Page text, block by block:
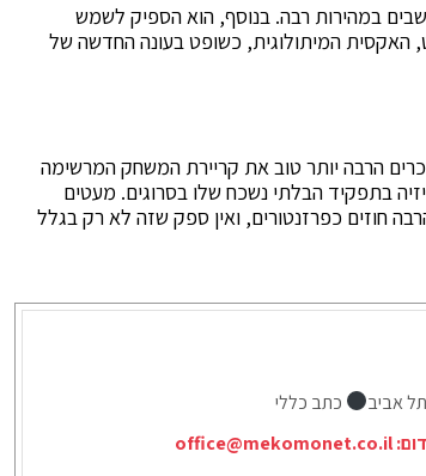
במהירות רבה. בנוסף, הוא הספיק לשמש
האקסית המיתולוגית, כשופט בעונה החדשה של
הרבה יותר טוב את קריירת המשחק המרשימה
בתפקיד הבלתי נשכח שלו בסרוגים. מעטים
חוזים כפרזנטורים, ואין ספק שזה לא רק בגלל
אביב
כתב כללי
office@mekomonet.co.il